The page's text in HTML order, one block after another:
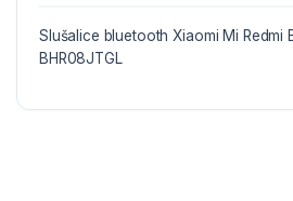
Slušalice bluetooth Xiaomi Mi Redmi
BHR08JTGL